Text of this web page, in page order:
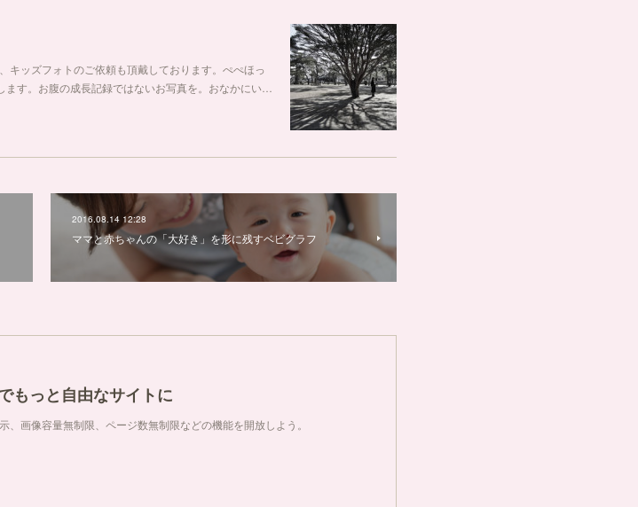
ッズフォトのご依頼も頂戴しております。ぺぺほっ
す。お腹の成長記録ではないお写真を。おなかにい…
2016.08.14 12:28
ママと赤ちゃんの「大好き」を形に残すベビグラフ
もっと自由なサイトに
、画像容量無制限、ページ数無制限などの機能を開放しよう。